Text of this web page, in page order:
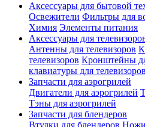
Аксессуары для бытовой
Освежители Фильтры для
Химия Элементы питания
Аксессуары для
Антенны для телевизоров
телевизоров Кронштейны
клавиатуры для телевизоров
Запчасти для аэрогрилей
Двигатели для аэрогрилей
Тэны для аэрогрилей
Запчасти для блендеров